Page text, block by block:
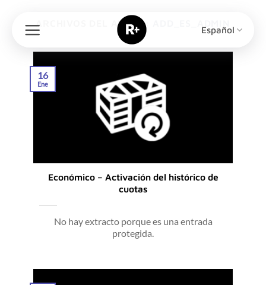
contenido
Español
ARCHIVOS DEL AUTOR:
Económico – Activación del histórico de
cuotas
No hay extracto porque es una entrada
protegida.
16
Ene